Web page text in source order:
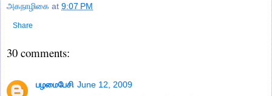
அகநாழிகை at 9:07 PM
Share
30 comments:
பழமைபேசி June 12, 2009